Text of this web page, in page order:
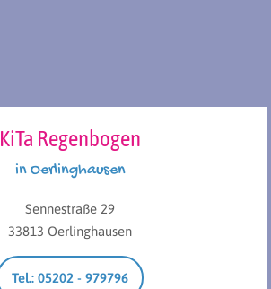
KiTa Regenbogen
in Oerlinghausen
Sennestraße 29
33813 Oerlinghausen
Tel.: 05202 - 979796